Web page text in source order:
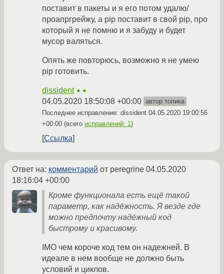
поставит в пакеты и я его потом удалю/
проапргрейжу, а pip поставит в свой pip, про
который я не помню и я забуду и будет
мусор валяться.
Опять же повторюсь, возможно я не умею
pip готовить.
dissident ★★
04.05.2020 18:50:08 +00:00 автор топика
Последнее исправление: dissident 04.05.2020 19:00:56
+00:00 (всего исправлений: 1)
Ссылка
Ответ на: комментарий от peregrine 04.05.2020
18:16:04 +00:00
Кроме функционала есть ещё такой
параметр, как надёжность. Я везде где
можно предпочту надёжный код
быстрому и красивому.
IMO чем короче код тем он надежней. В
идеале в нем вообще не должно быть
условий и циклов.